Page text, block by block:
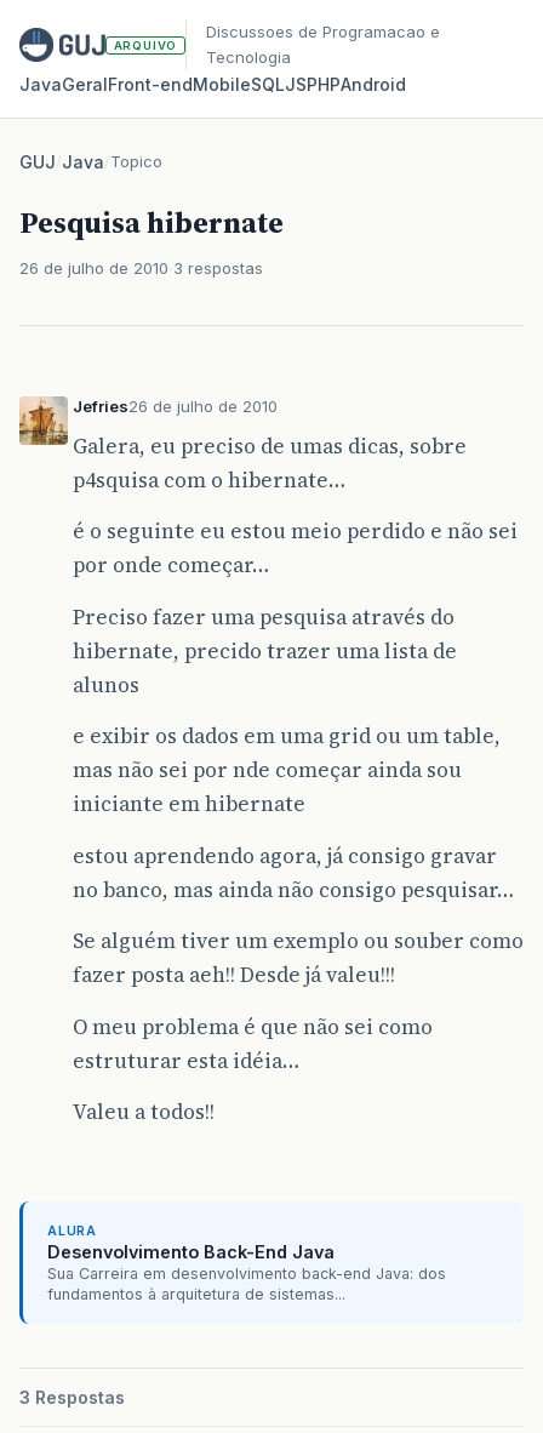
ARQUIVO
Discussoes de Programacao e
Tecnologia
JavaGeralFront‑endMobileSQLJSPHPAndroid
GUJ/Java/Topico
Pesquisa hibernate
26 de julho de 2010 3 respostas
Jefries26 de julho de 2010
Galera, eu preciso de umas dicas, sobre
p4squisa com o hibernate…
é o seguinte eu estou meio perdido e não sei
por onde começar…
Preciso fazer uma pesquisa através do
hibernate, precido trazer uma lista de
alunos
e exibir os dados em uma grid ou um table,
mas não sei por nde começar ainda sou
iniciante em hibernate
estou aprendendo agora, já consigo gravar
no banco, mas ainda não consigo pesquisar…
Se alguém tiver um exemplo ou souber como
fazer posta aeh!! Desde já valeu!!!
O meu problema é que não sei como
estruturar esta idéia…
Valeu a todos!!
ALURA
Desenvolvimento Back-End Java
Sua Carreira em desenvolvimento back-end Java: dos
fundamentos à arquitetura de sistemas...
3 Respostas